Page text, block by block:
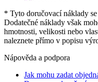
* Tyto doručovací náklady
Dodatečné náklady však
hmotnosti, velikosti nebo
naleznete přímo v popisu
Nápověda a podpora
Jak mohu zadat